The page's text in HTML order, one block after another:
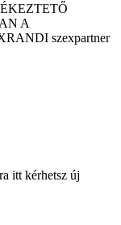
A
szexpartner
itt kérhetsz új